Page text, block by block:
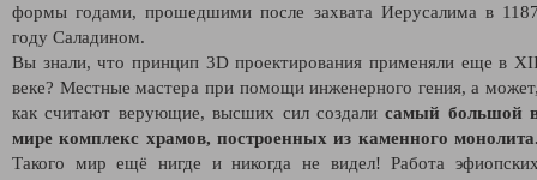
формы годами, прошедшими после захвата Иерусалима в
году Саладином.
Вы знали, что принцип 3D проектирования применяли еще в
веке? Местные мастера при помощи инженерного гения, а
как считают верующие, высших сил создалисамый большой
мире комплекс храмов, построенных из каменного
Такого мир ещё нигде и никогда не видел! Работа